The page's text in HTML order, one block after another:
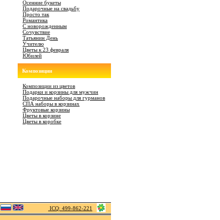
Осенние букеты
Подарочные на свадьбу
Просто так
Романтика
С новорожденным
Сочувствие
Татьянин День
Учителю
Цветы к 23 февраля
Юбилей
Композиции
Композиции из цветов
Подарки и корзины для мужчин
Подарочные наборы для гурманов
СПА наборы в корзинах
Фруктовые корзины
Цветы в корзине
Цветы в коробке
ICQ: 499-862-221